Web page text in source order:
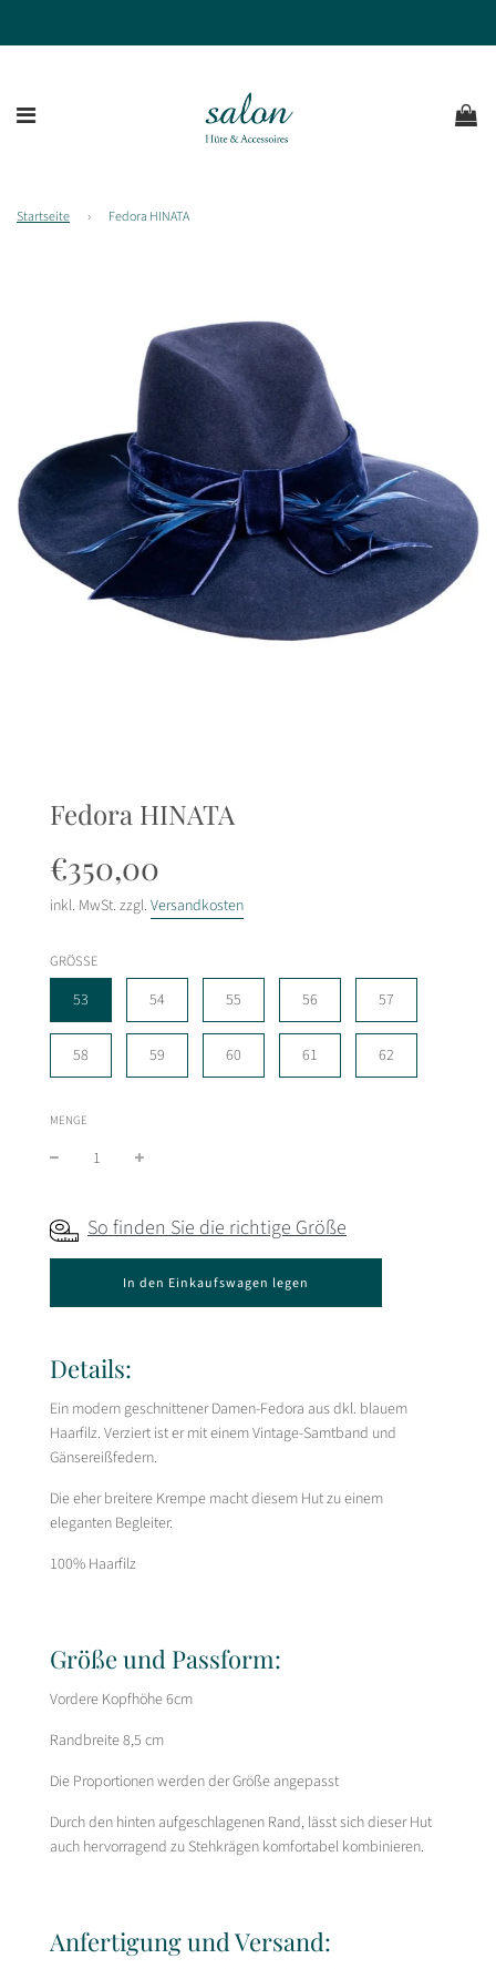
Startseite › Fedora HINATA
Fedora HINATA
Sonderpreis
Normaler
Preis
€350,00
inkl. MwSt. zzgl. Versandkosten
GRÖSSE
53 54 55 56 57
58 59 60 61 62
MENGE
So finden Sie die richtige Größe
W
e
a
d
e
.
.
In den Einkaufswagen legen
Details:
Ein modern geschnittener Damen-Fedora aus dkl. blauem
Haarfilz. Verziert ist er mit einem Vintage-Samtband und
Gänsereißfedern.
Die eher breitere Krempe macht diesem Hut zu einem
eleganten Begleiter.
100% Haarfilz
Größe und Passform:
Vordere Kopfhöhe 6cm
Randbreite 8,5 cm
Die Proportionen werden der Größe angepasst
Durch den hinten aufgeschlagenen Rand, lässt sich dieser Hut
auch hervorragend zu Stehkrägen komfortabel kombinieren.
Anfertigung und Versand: